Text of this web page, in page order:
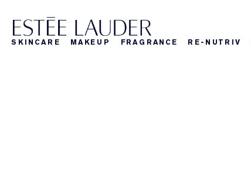
SKINCARE MAKEUP FRAGRANCE RE-NUTRIV